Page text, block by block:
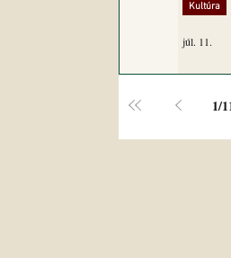
Kultúra
júl. 11.
1/